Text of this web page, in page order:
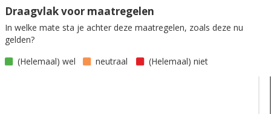
Draagvlak voor maatregelen
In welke mate sta je achter deze maatregelen, zoals deze nu
gelden?
(Helemaal) wel
neutraal (Helemaal) niet